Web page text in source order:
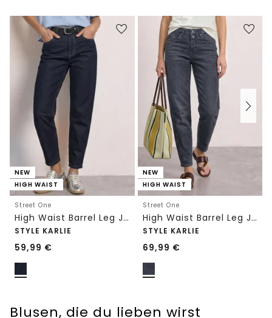
NEW
HIGH WAIST
Street One
High Waist Barrel Leg Jeans im Loose Fit
STYLE KARLIE
59,99 €
NEW
HIGH WAIST
Street One
High Waist Barrel Leg Jeans im Loose Fit
STYLE KARLIE
69,99 €
Blusen, die du lieben wirst